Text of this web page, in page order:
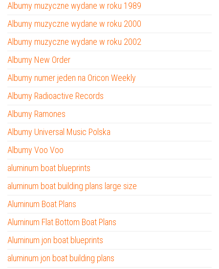
Albumy muzyczne wydane w roku 1989
Albumy muzyczne wydane w roku 2000
Albumy muzyczne wydane w roku 2002
Albumy New Order
Albumy numer jeden na Oricon Weekly
Albumy Radioactive Records
Albumy Ramones
Albumy Universal Music Polska
Albumy Voo Voo
aluminum boat blueprints
aluminum boat building plans large size
Aluminum Boat Plans
Aluminum Flat Bottom Boat Plans
Aluminum jon boat blueprints
aluminum jon boat building plans